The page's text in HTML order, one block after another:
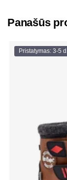
Panašūs
Pristatymas: 3-5